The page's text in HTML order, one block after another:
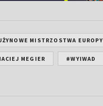
MISTRZOSTWA EUROPY
MEGIER #WYIWAD